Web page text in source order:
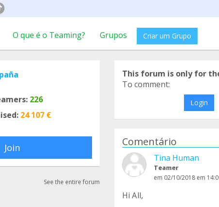
O que é o Teaming? Grupos Criar um Grupo
226
24 107 €
Join
See the entire forum
This forum is only for
To comment:
Login
Comentário
Tina Human
Teamer
em 02/10/2018 em
Hi All,